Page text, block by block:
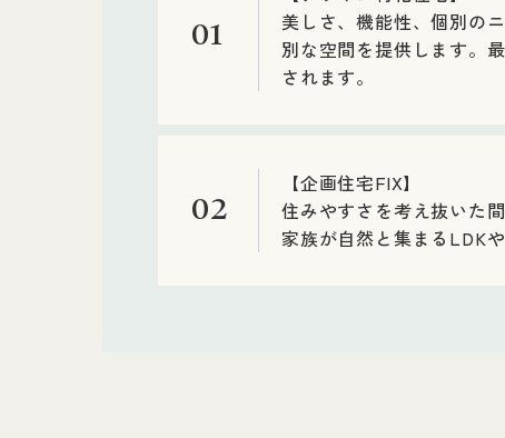
01
美しさ、機能性、個別の
別な空間を提供します。
されます。
02
【企画住宅FIX】
住みやすさを考え抜いた
家族が自然と集まるLDK